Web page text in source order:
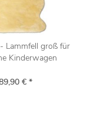
Lammfell groß für
Kinderwagen
€ *